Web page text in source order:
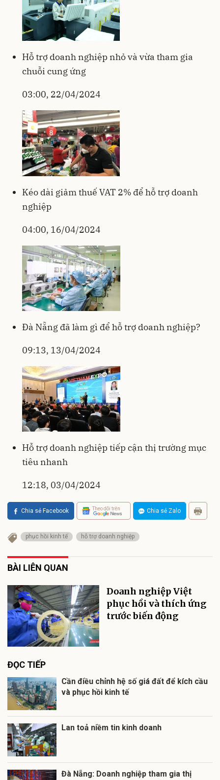
Hỗ trợ doanh nghiệp nhỏ và vừa tham gia
chuỗi cung ứng
03:00, 22/04/2024
Kéo dài giảm thuế VAT 2% để hỗ trợ doanh
nghiệp
04:00, 16/04/2024
Đà Nẵng đã làm gì để hỗ trợ doanh nghiệp?
09:13, 13/04/2024
Hỗ trợ doanh nghiệp tiếp cận thị trường mục
tiêu nhanh
12:18, 03/04/2024
Chia sẻ Facebook Theo dõi trên Chia sẻ Zalo
phục hồi kinh tế hỗ trợ doanh nghiệp
BÀI LIÊN QUAN
Doanh nghiệp Việt
phục hồi và thích ứng
trước biến động
ĐỌC TIẾP
Cần điều chỉnh hệ số giá đất để kích cầu
và phục hồi kinh tế
Lan toả niềm tin kinh doanh
Đà Nẵng: Doanh nghiệp tham gia thị